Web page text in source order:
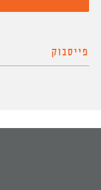
פייסבוק